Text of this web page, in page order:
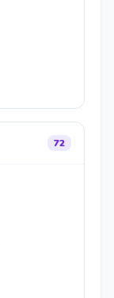
72